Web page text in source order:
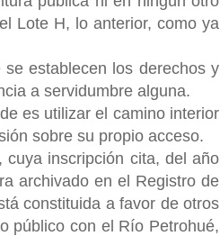
Lote H, lo anterior, como ya
establecen los derechos y
a servidumbre alguna.
es utilizar el camino interior
sobre su propio acceso.
cuya inscripción cita, del año
archivado en el Registro de
constituida a favor de otros
público con el Río Petrohué,